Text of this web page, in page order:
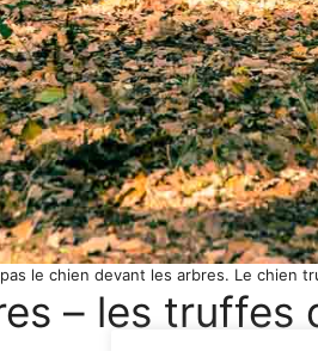
le chien devant les arbres. Le chien
– les truffes